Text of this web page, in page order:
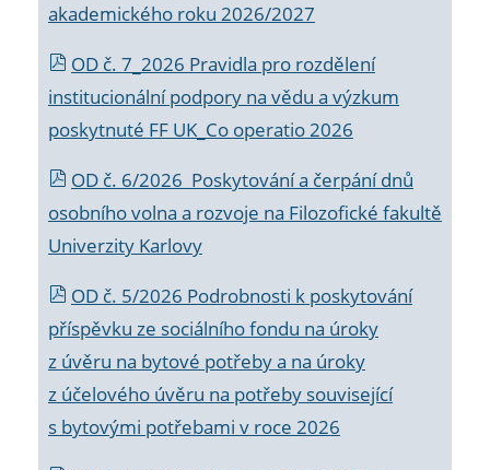
akademického roku 2026/2027
OD č. 7_2026 Pravidla pro rozdělení
institucionální podpory na vědu a výzkum
poskytnuté FF UK_Co operatio 2026
OD č. 6/2026 Poskytování a čerpání dnů
osobního volna a rozvoje na Filozofické fakultě
Univerzity Karlovy
OD č. 5/2026 Podrobnosti k poskytování
příspěvku ze sociálního fondu na úroky
z úvěru na bytové potřeby a na úroky
z účelového úvěru na potřeby související
s bytovými potřebami v roce 2026